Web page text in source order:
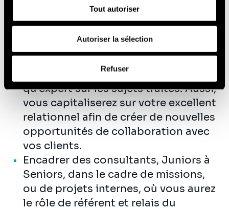
celles-ci avec d'autres informations que vous leur avez
fournies ou qu'ils ont collectées lors de votre utilisation
de leurs services (cookies tiers).
vous pouvez nous contacter et comment nous traitons
Politique de protection des données à caractère
Tout autoriser
Autoriser la sélection
Refuser
le bon respect de nos engagements.
solide avec vos interlocuteurs côté
client, au niveau Top Management,
qui vous reconnaissent en tant
qu’expert sur les sujets traités. Aussi,
vous capitaliserez sur votre excellent
relationnel afin de créer de nouvelles
opportunités de collaboration avec
vos clients.
Encadrer des consultants, Juniors à
Seniors, dans le cadre de missions,
ou de projets internes, où vous aurez
le rôle de référent et relais du